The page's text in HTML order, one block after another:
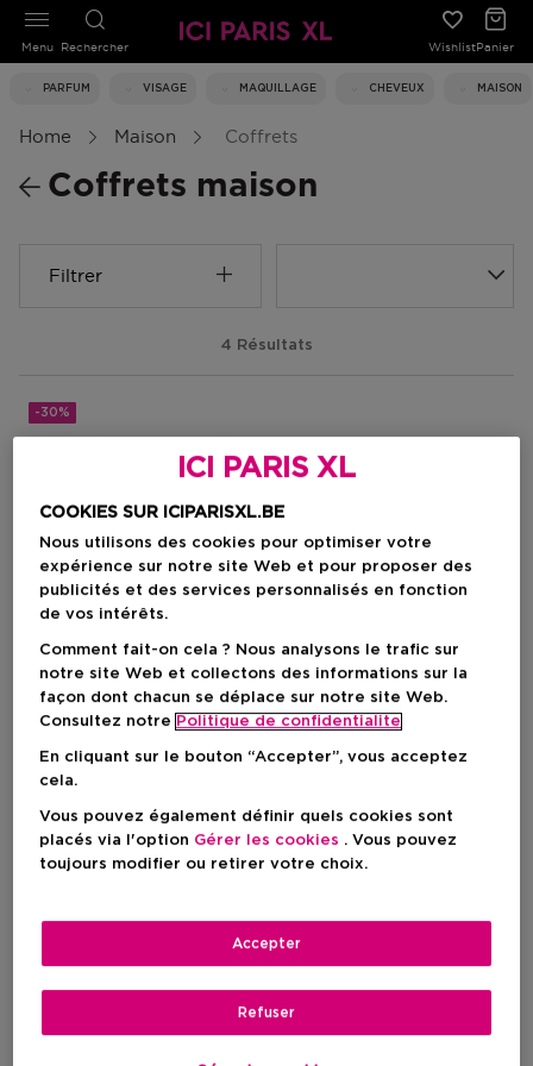
Rechercher WishlistPanier
PARFUM VISAGE MAQUILLAGE CHEVEUX MAISON
Menu
Home Maison Coffrets
Coffrets maison
Filtrer
4 Résultats
-30%
SCENTO
Spicy Coffee
Prix du produit
34,95 €
ATELIER REBUL
Miniature D'istanbul
49,00 €
ICI PARIS XL
COOKIES SUR ICIPARISXL.BE
Nous utilisons des cookies pour optimiser votre
expérience sur notre site Web et pour proposer des
publicités et des services personnalisés en fonction
de vos intérêts.
Comment fait-on cela ? Nous analysons le trafic sur
notre site Web et collectons des informations sur la
façon dont chacun se déplace sur notre site Web.
Consultez notre Politique de confidentialite
En cliquant sur le bouton “Accepter”, vous acceptez
cela.
Vous pouvez également définir quels cookies sont
placés via l'option Gérer les cookies . Vous pouvez
toujours modifier ou retirer votre choix.
Refuser
Accepter